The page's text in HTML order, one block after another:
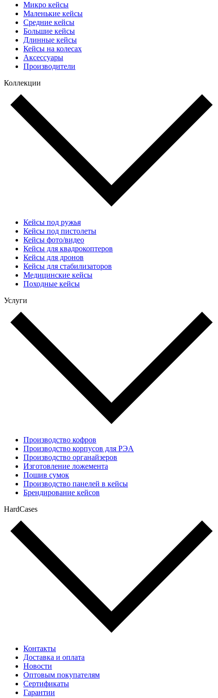
Микро кейсы
Маленькие кейсы
Средние кейсы
Большие кейсы
Длинные кейсы
Кейсы на колесах
Аксессуары
Производители
Коллекции
Кейсы под ружья
Кейсы под пистолеты
Кейсы фото/видео
Кейсы для квадрокоптеров
Кейсы для дронов
Кейсы для стабилизаторов
Медицинские кейсы
Походные кейсы
Услуги
Производство кофров
Производство корпусов для РЭА
Производство органайзеров
Изготовление ложемента
Пошив сумок
Производство панелей в кейсы
Брендирование кейсов
HardCases
Контакты
Доставка и оплата
Новости
Оптовым покупателям
Сертификаты
Гарантии